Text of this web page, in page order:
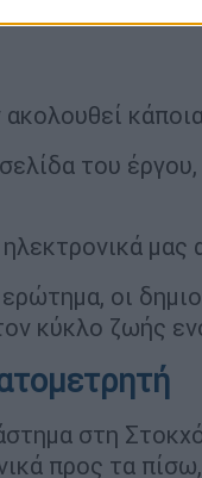
ακολουθεί
του
μας
οι
κύκλο ζωής
στη
προς τα